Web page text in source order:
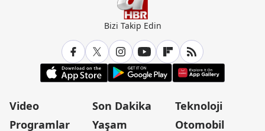
Bizi Takip Edin
Video
Programlar
Son Dakika
Yaşam
Teknoloji
Otomobil